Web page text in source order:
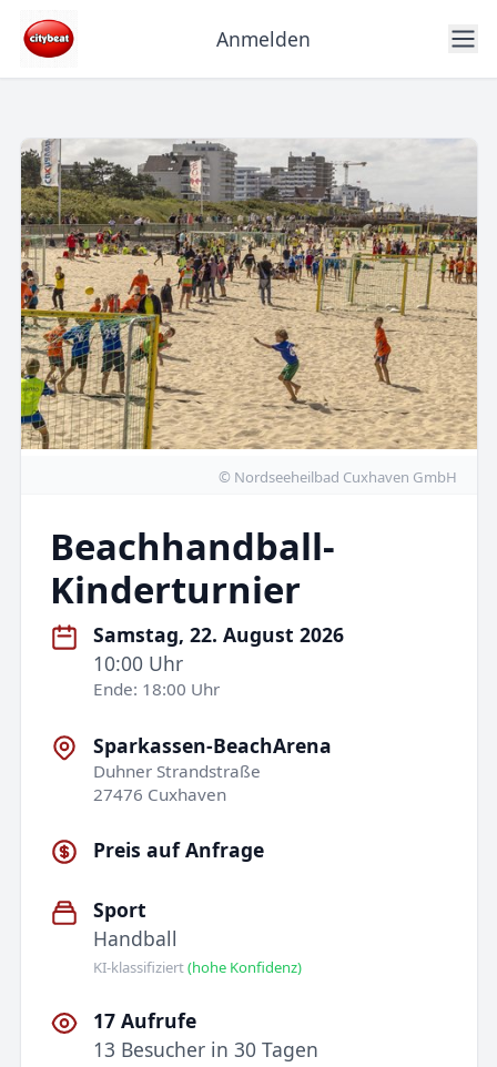
Anmelden
© Nordseeheilbad Cuxhaven GmbH
Beachhandball-
Kinderturnier
Samstag, 22. August 2026
10:00 Uhr
Ende: 18:00 Uhr
Sparkassen-BeachArena
Duhner Strandstraße
27476 Cuxhaven
Preis auf Anfrage
Sport
Handball
KI-klassifiziert(hohe Konfidenz)
17 Aufrufe
13 Besucher in 30 Tagen